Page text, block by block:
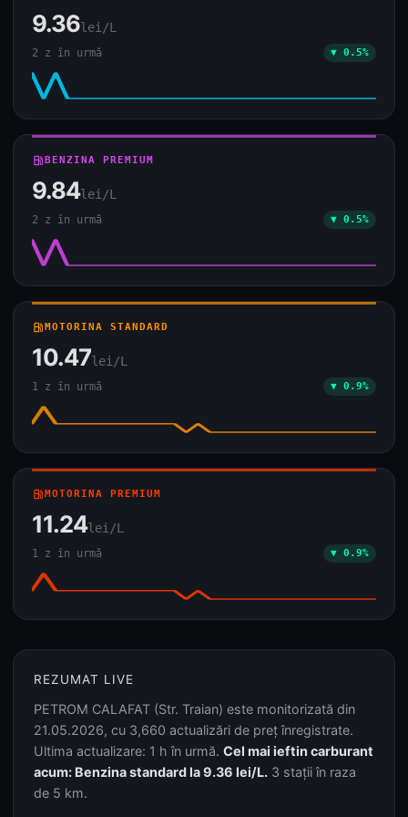
9.36lei/L
2 z în urmă ▼ 0.5%
local_gas_stationBENZINA PREMIUM
9.84lei/L
2 z în urmă ▼ 0.5%
local_gas_stationMOTORINA STANDARD
10.47lei/L
1 z în urmă ▼ 0.9%
local_gas_stationMOTORINA PREMIUM
11.24lei/L
1 z în urmă ▼ 0.9%
REZUMAT LIVE
PETROM CALAFAT (Str. Traian) este monitorizată din
21.05.2026, cu 3,660 actualizări de preț înregistrate.
Ultima actualizare: 1 h în urmă. Cel mai ieftin carburant
acum: Benzina standard la 9.36 lei/L. 3 stații în raza
de 5 km.